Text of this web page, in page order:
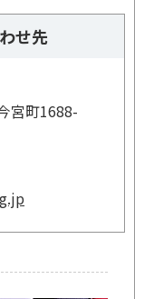
せ先
宮町1688-